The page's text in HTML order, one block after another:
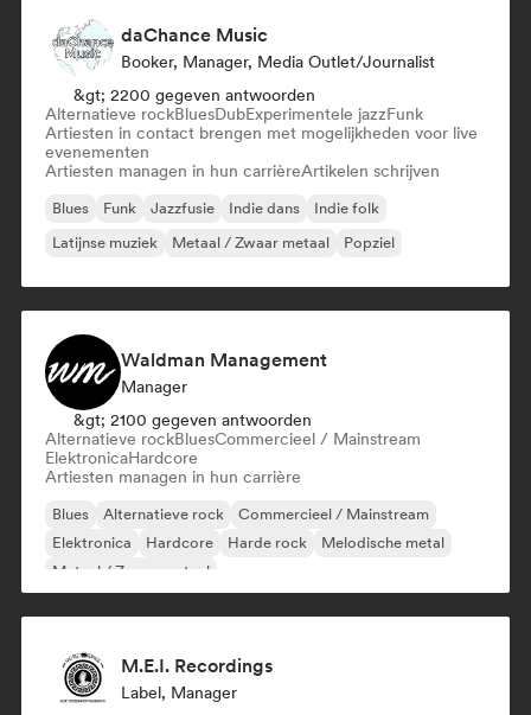
daChance Music
Booker, Manager, Media Outlet/Journalist
&gt; 2200 gegeven antwoorden
Alternatieve rockBluesDubExperimentele jazzFunk
Artiesten in contact brengen met mogelijkheden voor live
evenementen
Artiesten managen in hun carrièreArtikelen schrijven
Blues Funk Jazzfusie Indie dans
Indie folk
Latijnse muziek
Metaal / Zwaar metaal Popziel
Waldman Management
Manager
&gt; 2100 gegeven antwoorden
Alternatieve rockBluesCommercieel / Mainstream
ElektronicaHardcore
Artiesten managen in hun carrière
Blues Alternatieve rock
Commercieel / Mainstream
Elektronica
Hardcore Harde rock
Melodische metal
Metaal / Zwaar metaal
M.E.I. Recordings
Label, Manager